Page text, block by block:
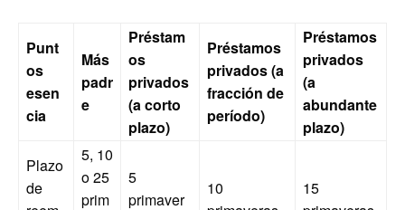
Punt
os
esen
cia
Más
padr
e
Préstam
os
privados
(a corto
plazo)
Préstamos
privados (a
fracción de
período)
Préstamos
privados
(a
abundante
plazo)
Plazo
de
5, 10
o 25
prim
5
primaver
10
15